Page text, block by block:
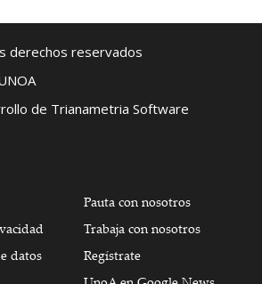
derechos reservados
de Trianametria Software
datos
Pauta con nosotros
Trabaja con nosotros
Regístrate